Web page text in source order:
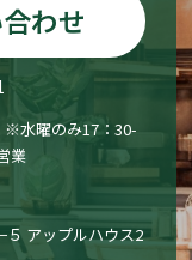
わせ
※水曜のみ17：30-
業
アップルハウス2